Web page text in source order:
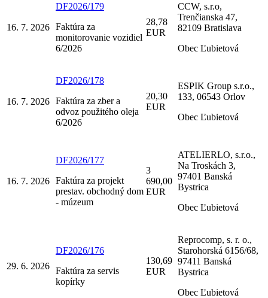
16. 7. 2026
DF2026/179
Faktúra za
monitorovanie vozidiel
6/2026
28,78
EUR
CCW, s.r.o,
Trenčianska 47,
82109 Bratislava
Obec Ľubietová
16. 7. 2026
DF2026/178
Faktúra za zber a
odvoz použitého oleja
6/2026
20,30
EUR
ESPIK Group s.r.o.,
133, 06543 Orlov
Obec Ľubietová
16. 7. 2026
DF2026/177
Faktúra za projekt
prestav. obchodný dom
- múzeum
3
690,00
EUR
ATELIERLO, s.r.o.,
Na Troskách 3,
97401 Banská
Bystrica
Obec Ľubietová
29. 6. 2026
DF2026/176
Faktúra za servis
kopírky
130,69
EUR
Reprocomp, s. r. o.,
Starohorská 6156/68,
97411 Banská
Bystrica
Obec Ľubietová